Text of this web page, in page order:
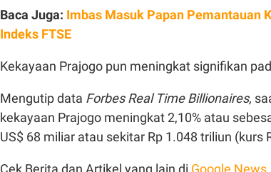
Baca Juga: Imbas Masuk Papan Pemantauan
Indeks FTSE
Kekayaan Prajogo pun meningkat signifikan
Mengutip data Forbes Real Time Billionaires,
kekayaan Prajogo meningkat 2,10% atau
US$ 68 miliar atau sekitar Rp 1.048 triliun (kurs